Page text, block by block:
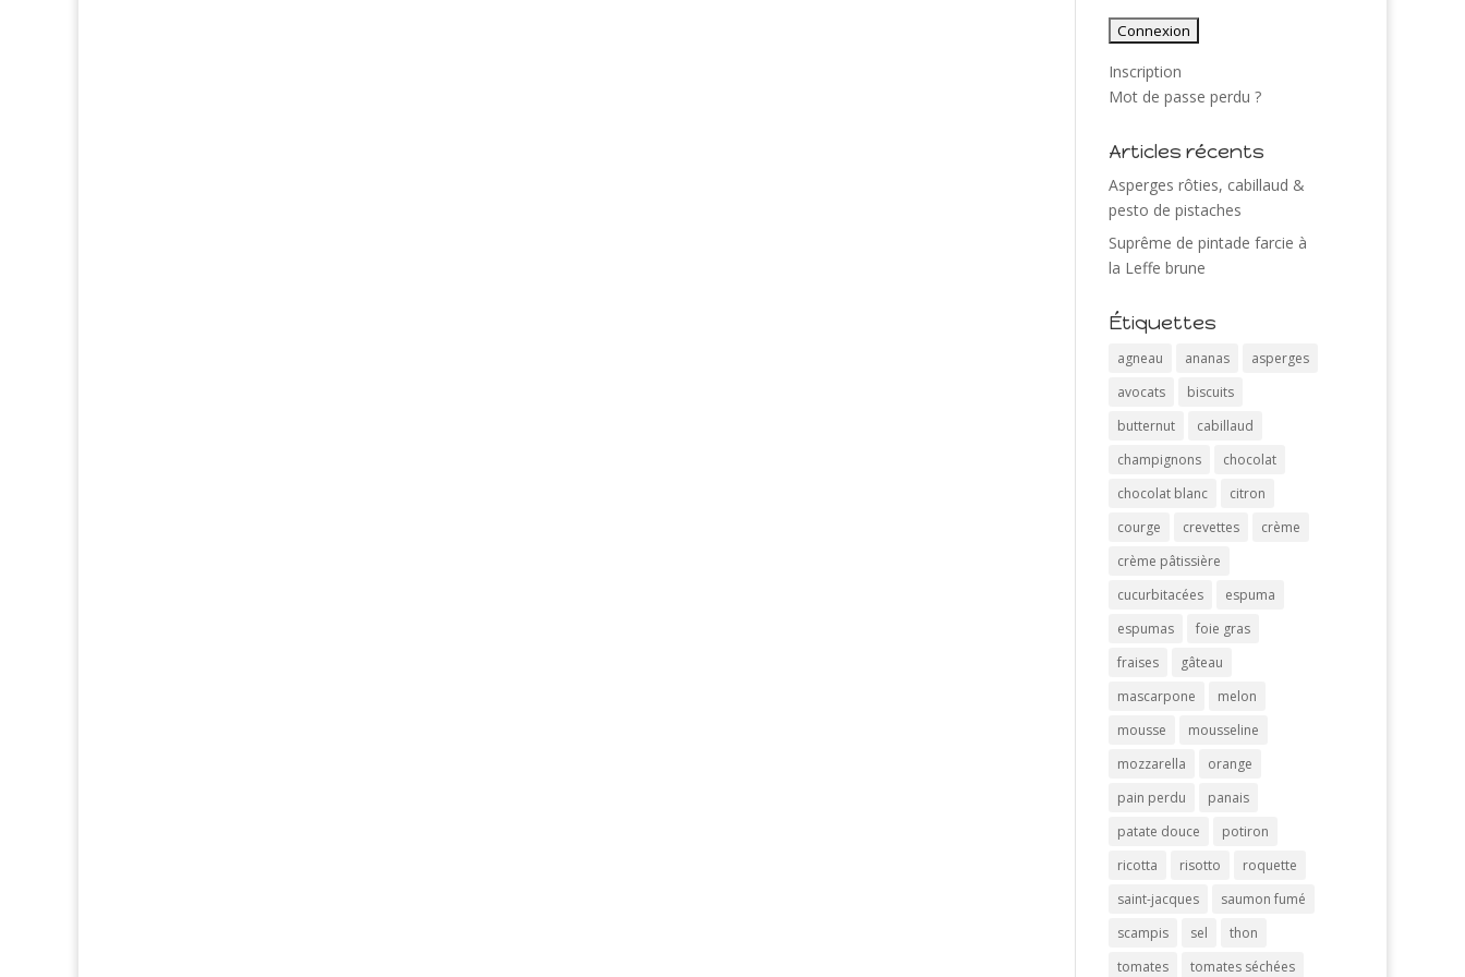
Inscription
Mot de passe perdu ?
Articles récents
Asperges rôties, cabillaud &
pesto de pistaches
Suprême de pintade farcie à
la Leffe brune
Étiquettes
agneau ananas
asperges
avocats
biscuits
butternut
cabillaud
champignons
chocolat
chocolat blanc
citron
courge
crevettes
crème
crème pâtissière
cucurbitacées
espuma
espumas
foie gras
fraises
gâteau
mascarpone
melon
mousse
mousseline
mozzarella
orange
pain perdu
panais
patate douce
potiron
ricotta
risotto
roquette
saint-jacques
saumon fumé
scampis
sel
thon
tomates
tomates séchées